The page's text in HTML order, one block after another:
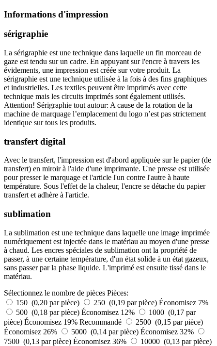
Informations d'impression
sérigraphie
La sérigraphie est une technique dans laquelle un fin morceau de
gaze est tendu sur un cadre. En appuyant sur l'encre à travers les
évidements, une impression est créée sur votre produit. La
sérigraphie est une technique utilisée à la fois à des fins graphiques
et industrielles. Les textiles peuvent être imprimés avec cette
technique mais les circuits imprimés sont également utilisés.
Attention! Sérigraphie tout autour: A cause de la rotation de la
machine de marquage l’emplacement du logo n’est pas strictement
identique sur tous les produits.
transfert digital
Avec le transfert, l'impression est d'abord appliquée sur le papier (de
transfert) en miroir à l'aide d'une imprimante. Une presse est utilisée
pour presser le marquage et l'article l'un contre l'autre à haute
température. Sous l'effet de la chaleur, l'encre se détache du papier
transfert et adhère à l'article.
sublimation
La sublimation est une technique dans laquelle une image imprimée
numériquement est injectée dans le matériau au moyen d'une presse
à chaud. Les encres spéciales de sublimation ont la propriété de
passer, à une certaine température, d'un état solide à un état gazeux,
sans passer par la phase liquide. L'imprimé est ensuite tissé dans le
matériau.
Sélectionnez le nombre de pièces Pièces:
150 (0,20 par pièce)
250 (0,19 par pièce) Économisez 7%
500 (0,18 par pièce) Économisez 12%
1000 (0,17 par
pièce) Économisez 19% Recommandé
2500 (0,15 par pièce)
Économisez 26%
5000 (0,14 par pièce) Économisez 32%
7500 (0,13 par pièce) Économisez 36%
10000 (0,13 par pièce)